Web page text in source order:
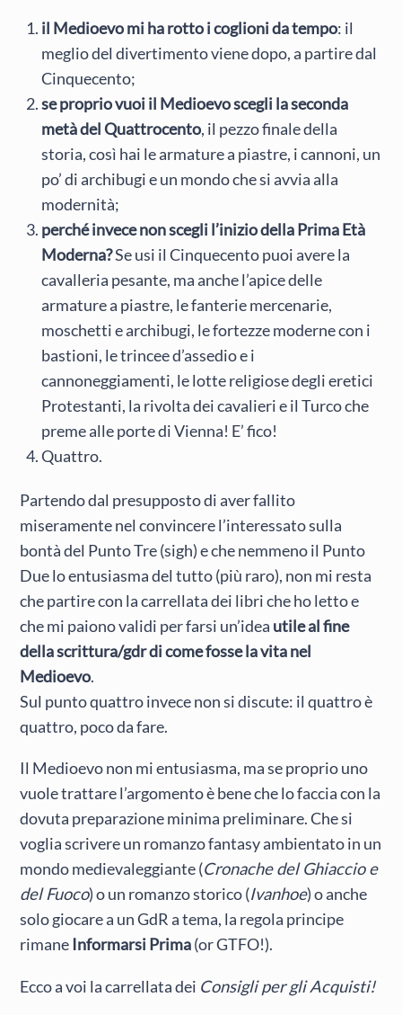
il Medioevo mi ha rotto i coglioni da tempo: il
meglio del divertimento viene dopo, a partire dal
Cinquecento;
se proprio vuoi il Medioevo scegli la seconda
metà del Quattrocento, il pezzo finale della
storia, così hai le armature a piastre, i cannoni, un
po’ di archibugi e un mondo che si avvia alla
modernità;
perché invece non scegli l’inizio della Prima Età
Moderna?Se usi il Cinquecento puoi avere la
cavalleria pesante, ma anche l’apice delle
armature a piastre, le fanterie mercenarie,
moschetti e archibugi, le fortezze moderne con i
bastioni, le trincee d’assedio e i
cannoneggiamenti, le lotte religiose degli eretici
Protestanti, la rivolta dei cavalieri e il Turco che
preme alle porte di Vienna! E’ fico!
Quattro.
Partendo dal presupposto di aver fallito
miseramente nel convincere l’interessato sulla
bontà del Punto Tre (sigh) e che nemmeno il Punto
Due lo entusiasma del tutto (più raro), non mi resta
che partire con la carrellata dei libri che ho letto e
che mi paiono validi per farsi un’idea utile al fine
della scrittura/gdr di come fosse la vita nel
Medioevo.
Sul punto quattro invece non si discute: il quattro è
quattro, poco da fare.
Il Medioevo non mi entusiasma, ma se proprio uno
vuole trattare l’argomento è bene che lo faccia con la
dovuta preparazione minima preliminare. Che si
voglia scrivere un romanzo fantasy ambientato in un
mondo medievaleggiante (Cronache del Ghiaccio e
del Fuoco) o un romanzo storico (Ivanhoe) o anche
solo giocare a un GdR a tema, la regola principe
rimane Informarsi Prima(or GTFO!).
Ecco a voi la carrellata dei Consigli per gli Acquisti!